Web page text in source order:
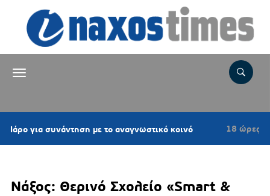
με το αναγνωστικό κοινό 18 ώρες πριν
Νάξος: Θερινό Σχολείο «Smart &